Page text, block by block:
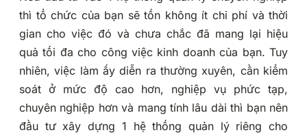
thì tổ chức của bạn sẽ tốn không ít chi phí và thời
gian cho việc đó và chưa chắc đã mang lại hiệu
quả tối đa cho công việc kinh doanh của bạn. Tuy
nhiên, việc làm ấy diễn ra thường xuyên, cần kiểm
soát ở mức độ cao hơn, nghiệp vụ phức tạp,
chuyên nghiệp hơn và mang tính lâu dài thì bạn nên
đầu tư xây dựng 1 hệ thống quản lý riêng cho